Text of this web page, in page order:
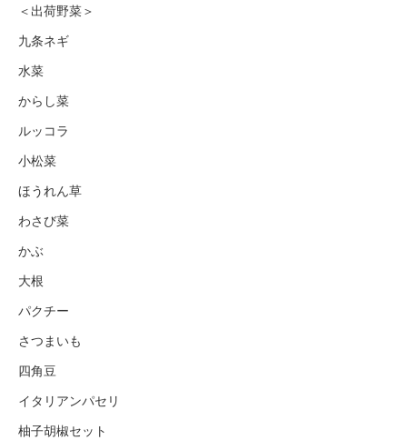
＜出荷野菜＞
九条ネギ
水菜
からし菜
ルッコラ
小松菜
ほうれん草
わさび菜
かぶ
大根
パクチー
さつまいも
四角豆
イタリアンパセリ
柚子胡椒セット